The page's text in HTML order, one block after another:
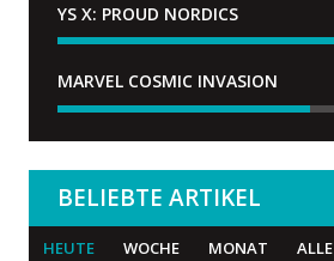
YS X: PROUD NORDICS
MARVEL COSMIC INVASION
BELIEBTE ARTIKEL
HEUTE WOCHE MONAT ALLE